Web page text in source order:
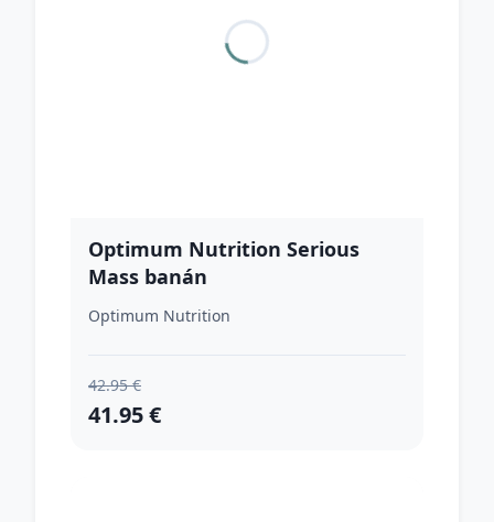
Optimum Nutrition Serious
Mass banán
Optimum Nutrition
42.95 €
41.95 €